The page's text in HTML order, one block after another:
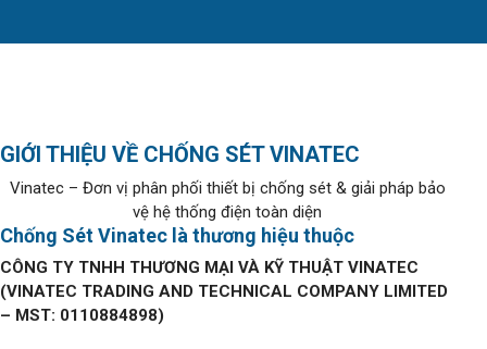
GIỚI THIỆU VỀ CHỐNG SÉT VINATEC
Vinatec – Đơn vị phân phối thiết bị chống sét & giải pháp bảo
vệ hệ thống điện toàn diện
Chống Sét Vinatec là thương hiệu thuộc
CÔNG TY TNHH THƯƠNG MẠI VÀ KỸ THUẬT VINATEC
(VINATEC TRADING AND TECHNICAL COMPANY LIMITED
– MST: 0110884898)